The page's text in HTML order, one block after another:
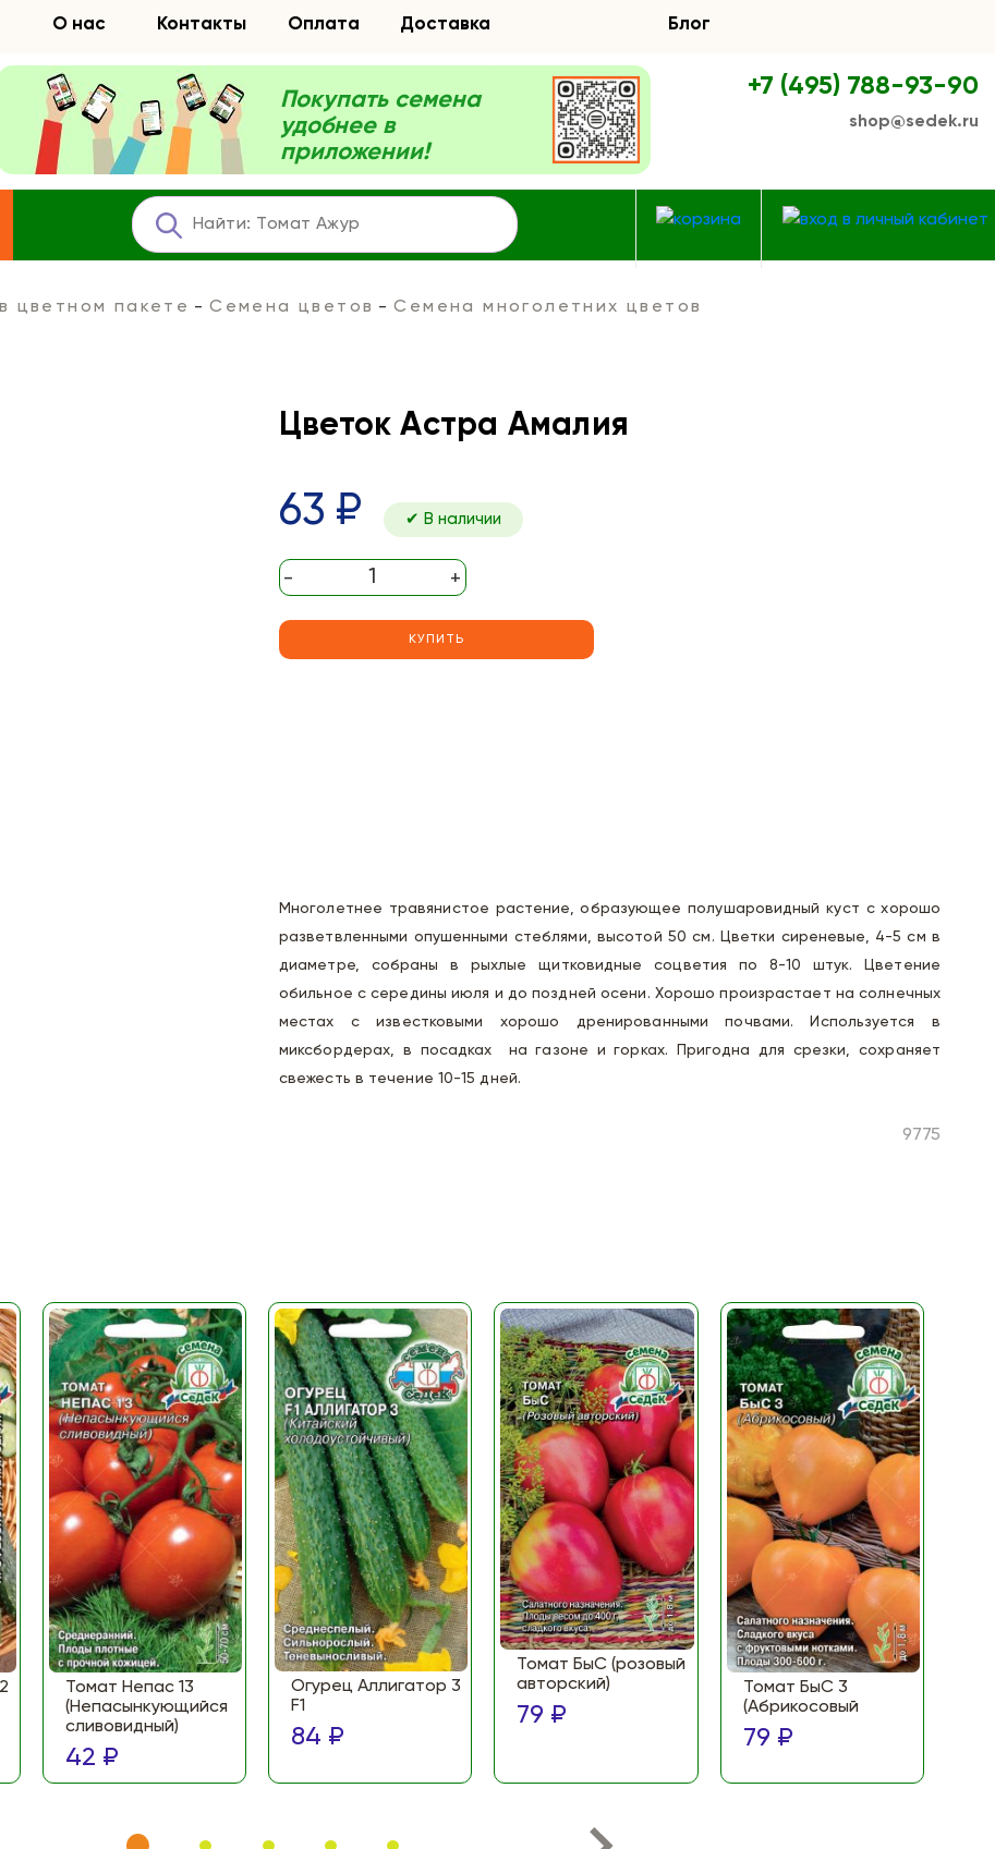
О нас Контакты Оплата Доставка Блог
Покупать семена
удобнее в
приложении!
+7 (495) 788-93-90
shop@sedek.ru
цветном пакете Семена цветов
Семена многолетних цветов
Цветок Астра Амалия
63 ₽ ✔ В наличии
- +
КУПИТЬ
Многолетнее травянистое растение, образующее полушаровидный куст с хорошо
разветвленными опушенными стеблями, высотой 50 см. Цветки сиреневые, 4-5 см в
диаметре, собраны в рыхлые щитковидные соцветия по 8-10 штук. Цветение
обильное с середины июля и до поздней осени. Хорошо произрастает на солнечных
местах с известковыми хорошо дренированными почвами. Используется в
миксбордерах, в посадках на газоне и горках. Пригодна для срезки, сохраняет
свежесть в течение 10-15 дней.
9775
Томат Непас 13
(Непасынкующийся
сливовидный)
42 ₽
Огурец Аллигатор 3
F1
84 ₽
Томат БыС (розовый
авторский)
79 ₽
Томат БыС 3
(Абрикосовый
79 ₽